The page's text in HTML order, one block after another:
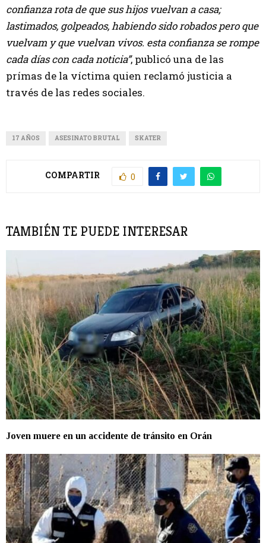
confianza rota de que sus hijos vuelvan a casa;
lastimados, golpeados, habiendo sido robados pero que
vuelvam y que vuelvan vivos. esta confianza se rompe
cada días con cada noticia”, publicó una de las
prímas de la víctima quien reclamó justicia a
través de las redes sociales.
17 AÑOS ASESINATO BRUTAL SKATER
COMPARTIR 0
TAMBIÉN TE PUEDE INTERESAR
Joven muere en un accidente de tránsito en Orán